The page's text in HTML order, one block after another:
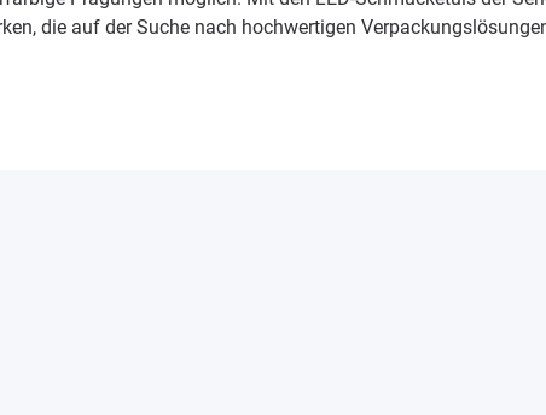
die auf der Suche nach hochwertigen